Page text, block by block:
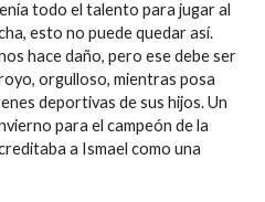
todo el talento para jugar al
esto no puede quedar así.
hace daño, pero ese debe ser
orgulloso, mientras posa
deportivas de sus hijos. Un
para el campeón de la
a Ismael como una